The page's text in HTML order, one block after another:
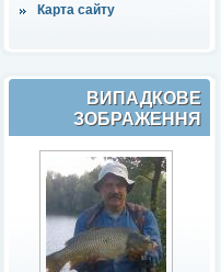
Карта сайту
ВИПАДКОВЕ
ЗОБРАЖЕННЯ